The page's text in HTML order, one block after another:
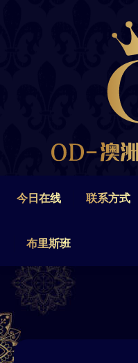
今日在线 联系方式
布里斯班
联系方式